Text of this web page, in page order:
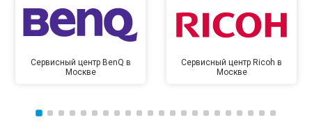
Сервисный центр BenQ в
Москве
Сервисный центр Ricoh в
Москве